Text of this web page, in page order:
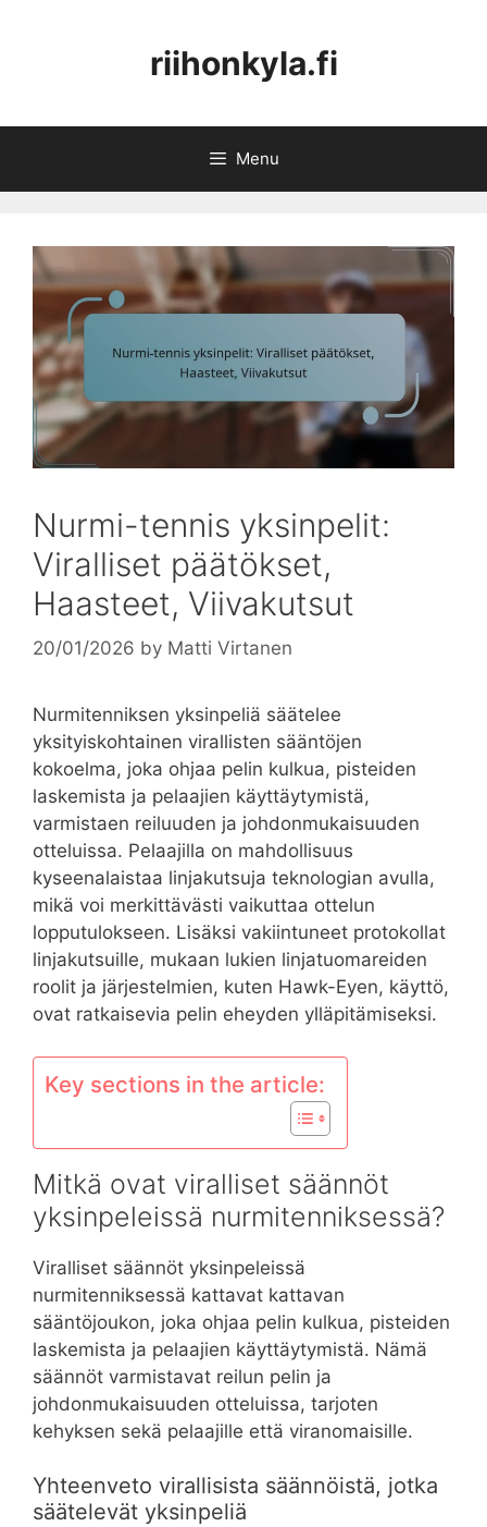
riihonkyla.fi
Menu
Nurmi-tennis yksinpelit:
Viralliset päätökset,
Haasteet, Viivakutsut
20/01/2026 by Matti Virtanen
Nurmitenniksen yksinpeliä säätelee
yksityiskohtainen virallisten sääntöjen
kokoelma, joka ohjaa pelin kulkua, pisteiden
laskemista ja pelaajien käyttäytymistä,
varmistaen reiluuden ja johdonmukaisuuden
otteluissa. Pelaajilla on mahdollisuus
kyseenalaistaa linjakutsuja teknologian avulla,
mikä voi merkittävästi vaikuttaa ottelun
lopputulokseen. Lisäksi vakiintuneet protokollat
linjakutsuille, mukaan lukien linjatuomareiden
roolit ja järjestelmien, kuten Hawk-Eyen, käyttö,
ovat ratkaisevia pelin eheyden ylläpitämiseksi.
Key sections in the article:
Mitkä ovat viralliset säännöt
yksinpeleissä nurmitenniksessä?
Viralliset säännöt yksinpeleissä
nurmitenniksessä kattavat kattavan
sääntöjoukon, joka ohjaa pelin kulkua, pisteiden
laskemista ja pelaajien käyttäytymistä. Nämä
säännöt varmistavat reilun pelin ja
johdonmukaisuuden otteluissa, tarjoten
kehyksen sekä pelaajille että viranomaisille.
Yhteenveto virallisista säännöistä, jotka
säätelevät yksinpeliä